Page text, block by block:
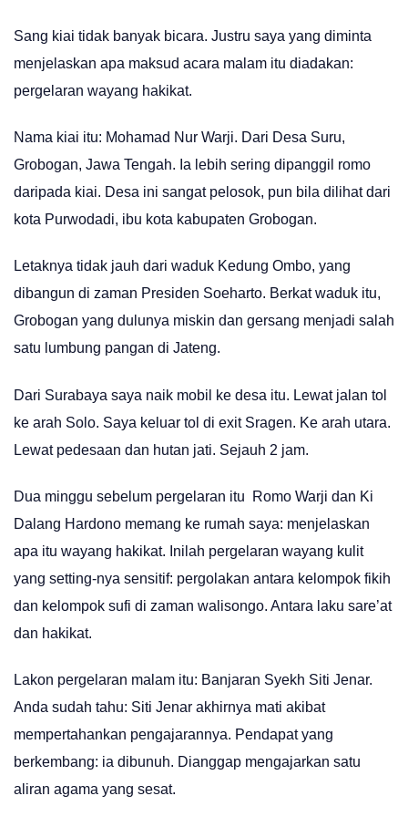
Sang kiai tidak banyak bicara. Justru saya yang diminta
menjelaskan apa maksud acara malam itu diadakan:
pergelaran wayang hakikat.
Nama kiai itu: Mohamad Nur Warji. Dari Desa Suru,
Grobogan, Jawa Tengah. Ia lebih sering dipanggil romo
daripada kiai. Desa ini sangat pelosok, pun bila dilihat dari
kota Purwodadi, ibu kota kabupaten Grobogan.
Letaknya tidak jauh dari waduk Kedung Ombo, yang
dibangun di zaman Presiden Soeharto. Berkat waduk itu,
Grobogan yang dulunya miskin dan gersang menjadi salah
satu lumbung pangan di Jateng.
Dari Surabaya saya naik mobil ke desa itu. Lewat jalan tol
ke arah Solo. Saya keluar tol di exit Sragen. Ke arah utara.
Lewat pedesaan dan hutan jati. Sejauh 2 jam.
Dua minggu sebelum pergelaran itu Romo Warji dan Ki
Dalang Hardono memang ke rumah saya: menjelaskan
apa itu wayang hakikat. Inilah pergelaran wayang kulit
yang setting-nya sensitif: pergolakan antara kelompok fikih
dan kelompok sufi di zaman walisongo. Antara laku sare’at
dan hakikat.
Lakon pergelaran malam itu: Banjaran Syekh Siti Jenar.
Anda sudah tahu: Siti Jenar akhirnya mati akibat
mempertahankan pengajarannya. Pendapat yang
berkembang: ia dibunuh. Dianggap mengajarkan satu
aliran agama yang sesat.